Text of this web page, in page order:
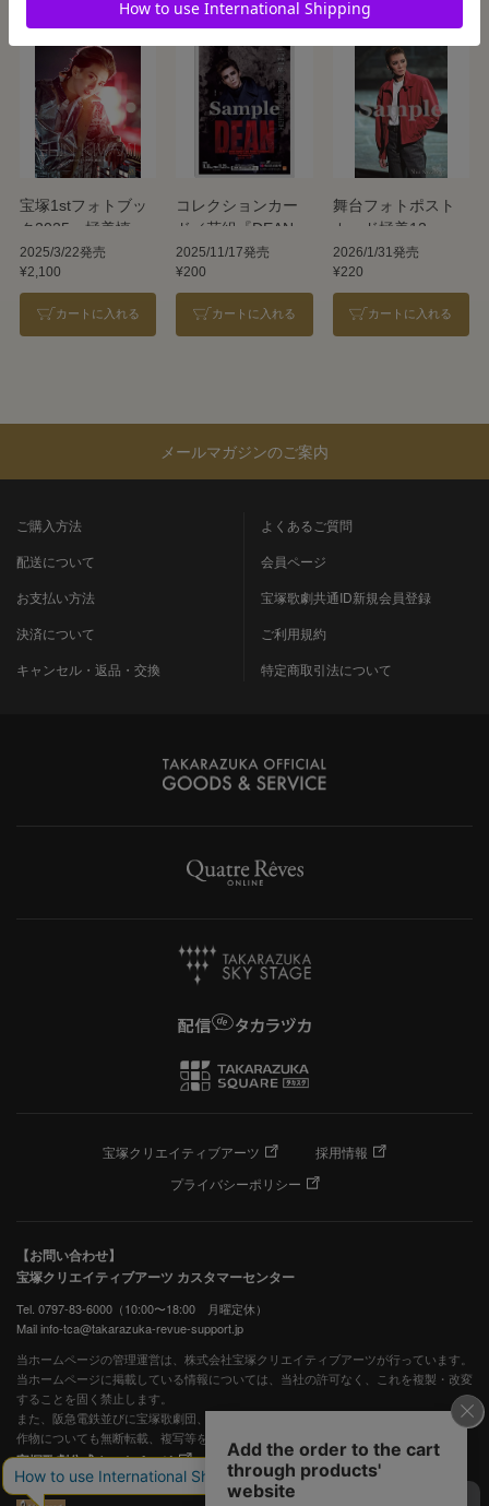
宝塚1stフォトブッ
ク2025 極美慎
2025/3/22発売
¥2,100
カートに入れる
コレクションカー
ド／花組『DEAN』
2025/11/17発売
¥200
カートに入れる
舞台フォトポスト
カード極美12
2026/1/31発売
¥220
カートに入れる
メールマガジンのご案内
ご購入方法
配送について
お支払い方法
決済について
キャンセル・返品・交換
よくあるご質問
会員ページ
宝塚歌劇共通ID新規会員登録
ご利用規約
特定商取引法について
宝塚クリエイティブアーツ
採用情報
プライバシーポリシー
【お問い合わせ】
宝塚クリエイティブアーツ カスタマーセンター
Tel. 0797-83-6000（10:00〜18:00 月曜定休）
Mail info-tca@takarazuka-revue-support.jp
当ホームページの管理運営は、株式会社宝塚クリエイティブアーツが行っています。
当ホームページに掲載している情報については、当社の許可なく、これを複製・改変
することを固く禁止します。
また、阪急電鉄並びに宝塚歌劇団、宝塚クリエイティブアーツの出版物ほか写真等著
作物についても無断転載、複写等を禁じます。
宝塚歌劇公式ホームページ